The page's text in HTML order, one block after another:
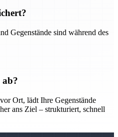
Gegenstände sind während des
ab?
Ort, lädt Ihre Gegenstände
ans Ziel – strukturiert, schnell